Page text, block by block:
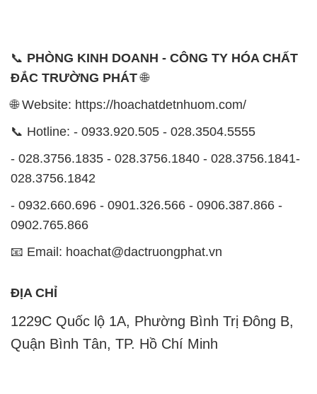
📞 PHÒNG KINH DOANH - CÔNG TY HÓA CHẤT
ĐẮC TRƯỜNG PHÁT🌐
🌐 Website: https://hoachatdetnhuom.com/
📞 Hotline: - 0933.920.505 - 028.3504.5555
- 028.3756.1835 - 028.3756.1840 - 028.3756.1841-
028.3756.1842
- 0932.660.696 - 0901.326.566 - 0906.387.866 -
0902.765.866
📧 Email: hoachat@dactruongphat.vn
ĐỊA CHỈ
1229C Quốc lộ 1A, Phường Bình Trị Đông B,
Quận Bình Tân, TP. Hồ Chí Minh